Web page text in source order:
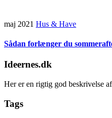
maj 2021 Hus & Have
Sådan forlænger du
Ideernes.dk
Her er en rigtig god beskrivelse
Tags